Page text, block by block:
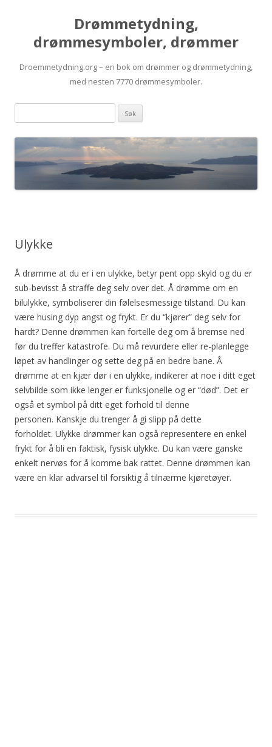
Drømmetydning,
drømmesymboler, drømmer
Droemmetydning.org – en bok om drømmer og drømmetydning,
med nesten 7770 drømmesymboler.
Skip
content
søk:
Ulykke
Å drømme at du er i en ulykke, betyr pent opp skyld og du er
sub-bevisst å straffe deg selv over det. Å drømme om en
bilulykke, symboliserer din følelsesmessige tilstand. Du kan
være husing dyp angst og frykt. Er du “kjører” deg selv for
hardt? Denne drømmen kan fortelle deg om å bremse ned
før du treffer katastrofe. Du må revurdere eller re-planlegge
løpet av handlinger og sette deg på en bedre bane. Å
drømme at en kjær dør i en ulykke, indikerer at noe i ditt eget
selvbilde som ikke lenger er funksjonelle og er “død”. Det er
også et symbol på ditt eget forhold til denne
personen. Kanskje du trenger å gi slipp på dette
forholdet. Ulykke drømmer kan også representere en enkel
frykt for å bli en faktisk, fysisk ulykke. Du kan være ganske
enkelt nervøs for å komme bak rattet. Denne drømmen kan
være en klar advarsel til forsiktig å tilnærme kjøretøyer.